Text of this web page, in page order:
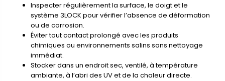
Inspecter régulièrement la surface, le doigt et le
système 3LOCK pour vérifier l’absence de déformation
ou de corrosion.
Éviter tout contact prolongé avec les produits
chimiques ou environnements salins sans nettoyage
immédiat.
Stocker dans un endroit sec, ventilé, à température
ambiante, à l’abri des UV et de la chaleur directe.